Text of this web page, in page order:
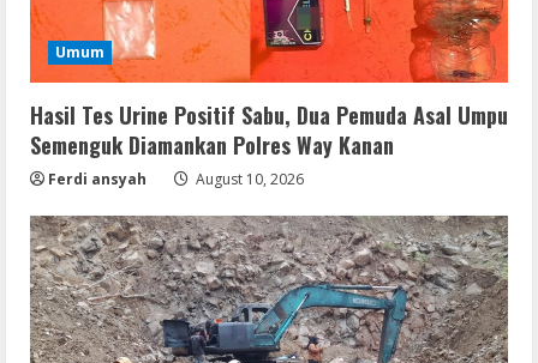
Umum
Hasil Tes Urine Positif Sabu, Dua Pemuda Asal Umpu
Semenguk Diamankan Polres Way Kanan
Ferdi ansyah August 10, 2026